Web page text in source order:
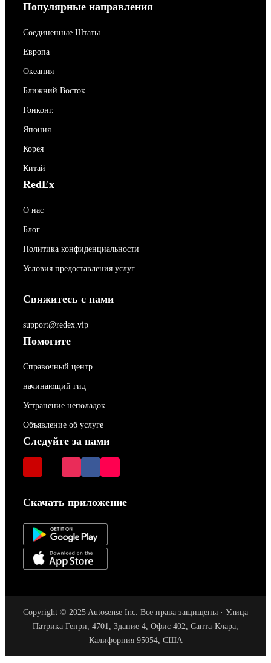
Популярные направления
Соединенные Штаты
Европа
Океания
Ближний Восток
Гонконг.
Япония
Корея
Китай
RedEx
О нас
Блог
Политика конфиденциальности
Условия предоставления услуг
Свяжитесь с нами
support@redex.vip
Помогите
Справочный центр
начинающий гид
Устранение неполадок
Объявление об услуге
Следуйте за нами
Скачать приложение
Copyright © 2025 Autosense Inc. Все права защищены · Улица
Патрика Генри, 4701, Здание 4, Офис 402, Санта-Клара,
Калифорния 95054, США